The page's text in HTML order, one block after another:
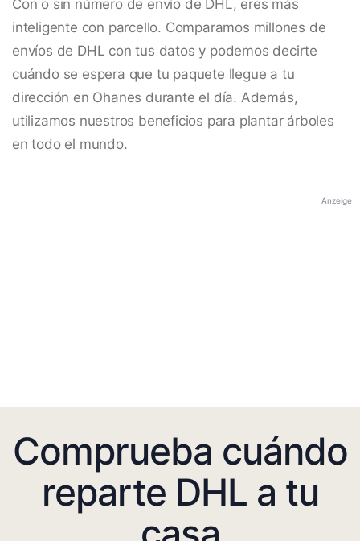
Con o sin número de envío de DHL, eres más
inteligente con parcello. Comparamos millones de
envíos de DHL con tus datos y podemos decirte
cuándo se espera que tu paquete llegue a tu
dirección en Ohanes durante el día. Además,
utilizamos nuestros beneficios para plantar árboles
en todo el mundo.
Anzeige
Comprueba cuándo
reparte DHL a tu